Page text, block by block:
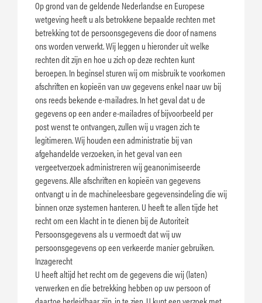
Op grond van de geldende Nederlandse en Europese
wetgeving heeft u als betrokkene bepaalde rechten met
betrekking tot de persoonsgegevens die door of namens
ons worden verwerkt. Wij leggen u hieronder uit welke
rechten dit zijn en hoe u zich op deze rechten kunt
beroepen. In beginsel sturen wij om misbruik te voorkomen
afschriften en kopieën van uw gegevens enkel naar uw bij
ons reeds bekende e-mailadres. In het geval dat u de
gegevens op een ander e-mailadres of bijvoorbeeld per
post wenst te ontvangen, zullen wij u vragen zich te
legitimeren. Wij houden een administratie bij van
afgehandelde verzoeken, in het geval van een
vergeetverzoek administreren wij geanonimiseerde
gegevens. Alle afschriften en kopieën van gegevens
ontvangt u in de machineleesbare gegevensindeling die wij
binnen onze systemen hanteren. U heeft te allen tijde het
recht om een klacht in te dienen bij de Autoriteit
Persoonsgegevens als u vermoedt dat wij uw
persoonsgegevens op een verkeerde manier gebruiken.
Inzagerecht
U heeft altijd het recht om de gegevens die wij (laten)
verwerken en die betrekking hebben op uw persoon of